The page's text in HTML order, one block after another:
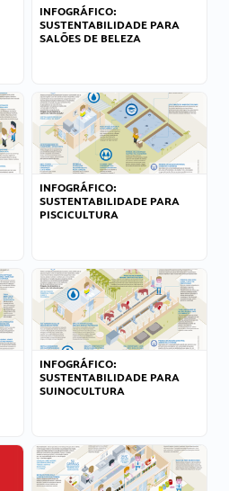
INFOGRÁFICO:
SUSTENTABILIDADE PARA
SALÕES DE BELEZA
INFOGRÁFICO:
SUSTENTABILIDADE PARA
PISCICULTURA
INFOGRÁFICO:
SUSTENTABILIDADE PARA
SUINOCULTURA